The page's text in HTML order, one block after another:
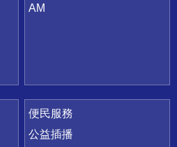
AM
便民服務
公益插播